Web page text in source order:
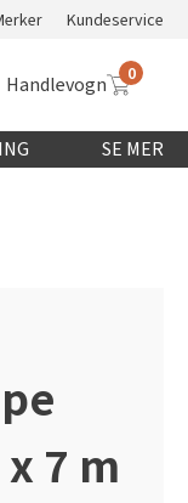
Kundeservice
Handlevogn 0
SE MER
7 m